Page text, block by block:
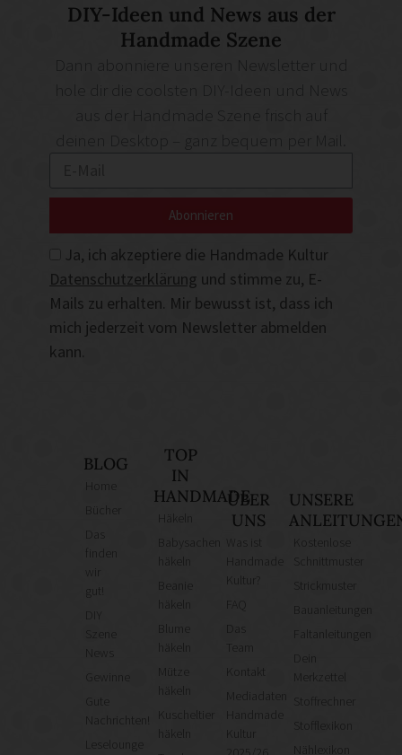
DIY-Ideen und News aus der
Handmade Szene
deinen Desktop – ganz bequem per Mail.
Ja, ich akzeptiere die Handmade Kultur
Datenschutzerklärung und stimme zu, E-
Mails zu erhalten. Mir bewusst ist, dass ich
mich jederzeit vom Newsletter abmelden
kann.
Abonnieren
BLOG
finden
gut!
Gute
Nachrichten!
Leselounge
TOP
IN
HANDMADE
häkeln
häkeln
Mütze
häkeln
Kuscheltier
ÜBER
UNS
Was ist
Kultur?
Das
Team
Kontakt
Mediadaten
Kultur
UNSERE
Kostenlose
Schnittmuster
Strickmuster
Bauanleitungen
Faltanleitungen
Merkzettel
Stoffrechner
Stofflexikon
Nählexikon